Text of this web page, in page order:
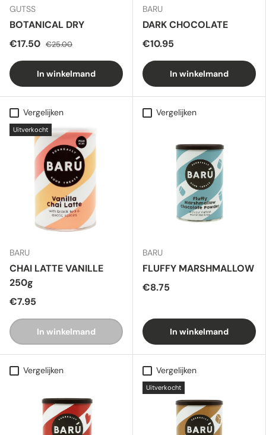
GUTSS
BOTANICAL DRY
€17.50 €25.00
In winkelmand
BARU
DARK CHOCOLATE
€10.95
In winkelmand
Vergelijken
Uitverkocht
BARU
CHAI LATTE VANILLE
250g
€7.95
In winkelmand
Vergelijken
BARU
FLUFFY MARSHMALLOW
€8.75
In winkelmand
Vergelijken Vergelijken
Uitverkocht